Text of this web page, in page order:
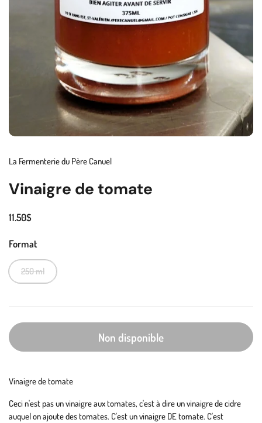
La Fermenterie du Père Canuel
Vinaigre de tomate
11.50$
Format
250 ml
Non disponible
Vinaigre de tomate
Ceci n'est pas un vinaigre aux tomates, c'est à dire un vinaigre de cidre
auquel on ajoute des tomates. C'est un vinaigre DE tomate. C'est